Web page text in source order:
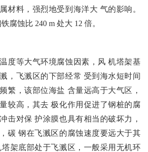
材料，强烈地受到海洋大 气的影响。
腐蚀比 240 m 处大 12 倍。
度等大气环境腐蚀因素，风 机塔架基
，飞溅区的下部经常 受到海水短时间
繁，该部位海盐 含量远高于大气区，
较高，其去 极化作用促进了钢桩的腐
击对保 护涂膜也具有相当的破坏力，
碳 钢在飞溅区的腐蚀速度要远大于其
架底部处于飞溅区，一般采用无机环